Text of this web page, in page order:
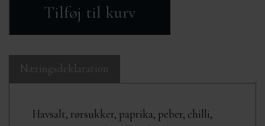
Tilføj til kurv
Næringsdeklaration
Havsalt, rørsukker, paprika, peber, chilli,